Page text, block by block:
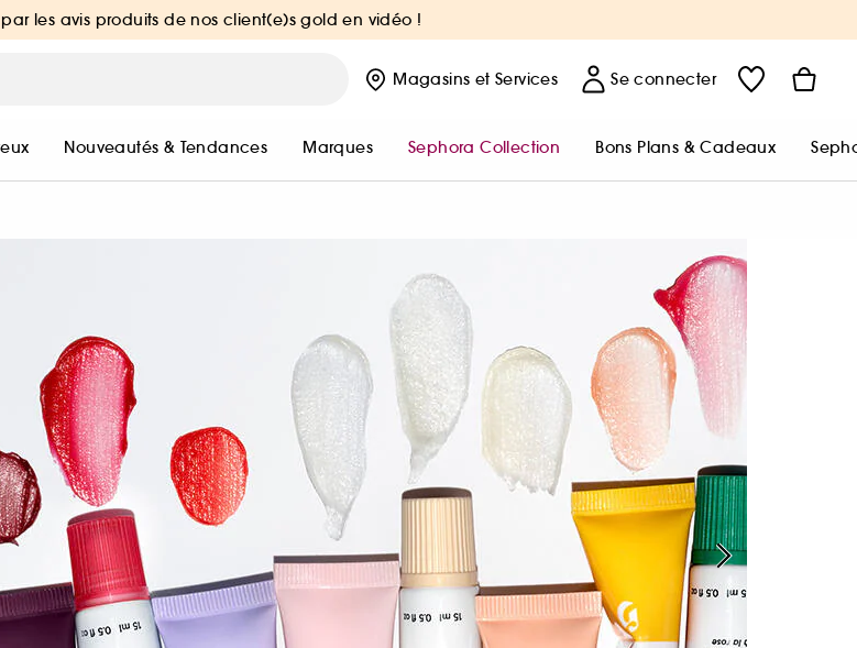
par les avis produits de nos client(e)s gold en vidéo !
Magasins et Services Se connecter
Nouveautés & Tendances Marques Sephora Collection Bons Plans & Cadeaux